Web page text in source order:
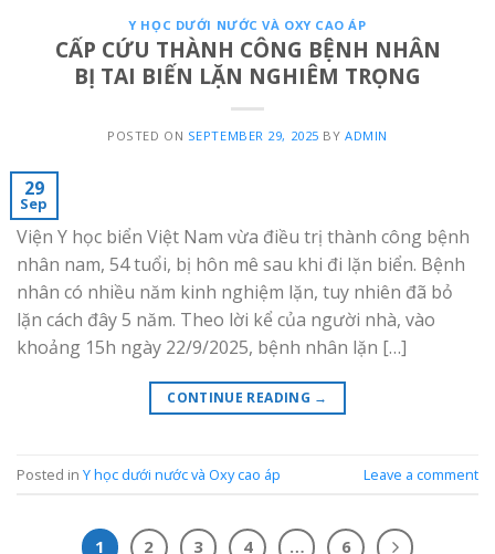
Y HỌC DƯỚI NƯỚC VÀ OXY CAO ÁP
CẤP CỨU THÀNH CÔNG BỆNH NHÂN
BỊ TAI BIẾN LẶN NGHIÊM TRỌNG
POSTED ON SEPTEMBER 29, 2025 BYADMIN
29
Sep
Viện Y học biển Việt Nam vừa điều trị thành công bệnh
nhân nam, 54 tuổi, bị hôn mê sau khi đi lặn biển. Bệnh
nhân có nhiều năm kinh nghiệm lặn, tuy nhiên đã bỏ
lặn cách đây 5 năm. Theo lời kể của người nhà, vào
khoảng 15h ngày 22/9/2025, bệnh nhân lặn […]
CONTINUE READING →
Posted in Y học dưới nước và Oxy cao áp Leave a comment
1 2 3 4 … 6